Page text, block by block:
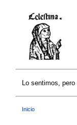
Lo sentimos,
Inicio